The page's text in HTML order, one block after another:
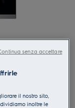
Cromo
il nostro sito,
inoltre le
senza accettare